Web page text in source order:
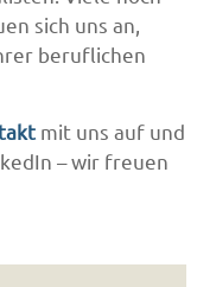
sich uns an,
beruflichen
mit uns auf und
– wir freuen